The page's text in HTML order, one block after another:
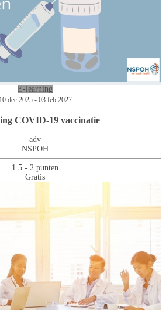
E-learning
10 dec 2025 - 03 feb 2027
COVID-19 vaccinatie
adv
NSPOH
1.5 - 2 punten
Gratis